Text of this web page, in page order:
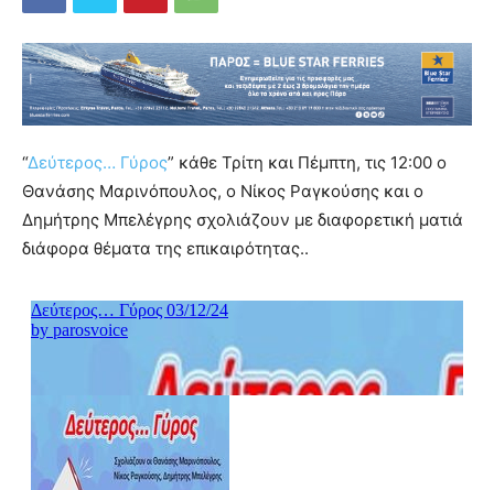
“Δεύτερος… Γύρος” κάθε Τρίτη και Πέμπτη, τις 12:00 ο
Θανάσης Μαρινόπουλος, ο Νίκος Ραγκούσης και ο
Δημήτρης Μπελέγρης σχολιάζουν με διαφορετική ματιά
διάφορα θέματα της επικαιρότητας..